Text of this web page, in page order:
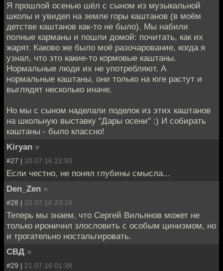
Я прошлой осенью шёл с сыном из музыкальной
школы и увидел на земле горы каштанов (в моём
детстве каштанов как-то не было). Мы набили
полные карманы и пошли домой: почитать, как их
жарят. Каково же было моё разочарование, когда я
узнал, что это какие-то кормовые каштаны.
Нормальные люди их не употребляют. А
нормальные каштаны, они только на юге растут и
выглядят несколько иначе.
Но мы с сыном наделали поделок из этих каштанов
на школьную выставку "Дары осени" :) И собирать
каштаны - было классно!
Kiryan »
#27 | 20.07.16 22:50
Если честно, не понял глубины смысла...
Den_Zen »
#28 | 20.07.16 23:19
Теперь мы знаем, что Сергей Вильянов может не
только ироничнл злословить с особым цинизмом, но
и трогательно ностальгировать.
СВД »
#29 | 21.07.16 01:38